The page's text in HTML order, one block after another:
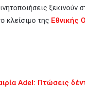
ξεκινούν
κλείσιμο της Εθνικής
Adel: Πτώσεις